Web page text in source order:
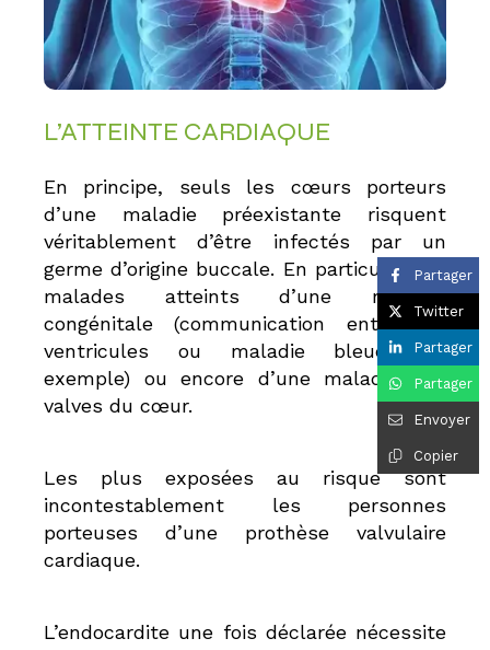
L’ATTEINTE CARDIAQUE
En principe, seuls les cœurs porteurs
d’une maladie préexistante risquent
véritablement d’être infectés par un
germe d’origine buccale. En particulier les
malades atteints d’une maladie
congénitale (communication entre les
ventricules ou maladie bleue par
exemple) ou encore d’une maladie des
valves du cœur.
Les plus exposées au risque sont
incontestablement les personnes
porteuses d’une prothèse valvulaire
cardiaque.
L’endocardite une fois déclarée nécessite
Partager
Twitter
Partager
Partager
Envoyer
Copier